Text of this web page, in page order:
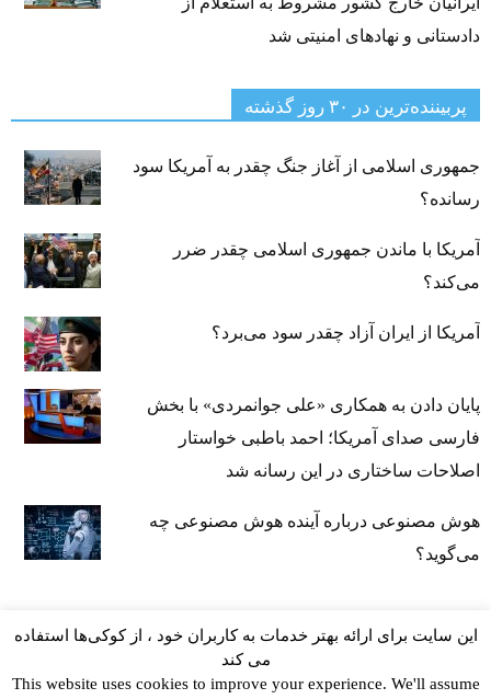
دادستانی و نهادهای امنیتی شد
پربیننده‌ترین‌ در ۳۰ روز گذشته
جمهوری اسلامی از آغاز جنگ چقدر به آمریکا سود
رسانده؟
آمریکا با ماندن جمهوری اسلامی چقدر ضرر
می‌کند؟
آمریکا از ایران آزاد چقدر سود می‌برد؟
پایان دادن به همکاری «علی جوانمردی» با بخش
فارسی صدای آمریکا؛ احمد باطبی خواستار
اصلاحات ساختاری در این رسانه شد
هوش مصنوعی درباره آینده هوش مصنوعی چه
می‌گوید؟
این سایت برای ارائه بهتر خدمات به کاربران خود ، از کوکی‌ها استفاده
می کند
This website uses cookies to improve your experience. We'll assume